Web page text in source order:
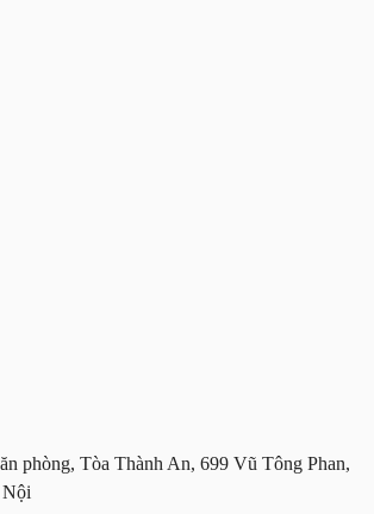
phòng, Tòa Thành An, 699 Vũ Tông Phan,